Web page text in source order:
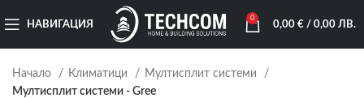
НАВИГАЦИЯ
0
0,00 €/ 0,00 ЛВ.
Начало Климатици
Мултисплит системи
Мултисплит системи - Gree